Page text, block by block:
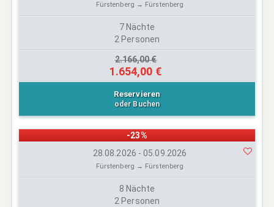
Fürstenberg → Fürstenberg
7 Nächte
2 Personen
2.166,00 €
1.654,00 €
Reservieren
oder Buchen
-23%
28.08.2026 - 05.09.2026
Fürstenberg → Fürstenberg
8 Nächte
2 Personen